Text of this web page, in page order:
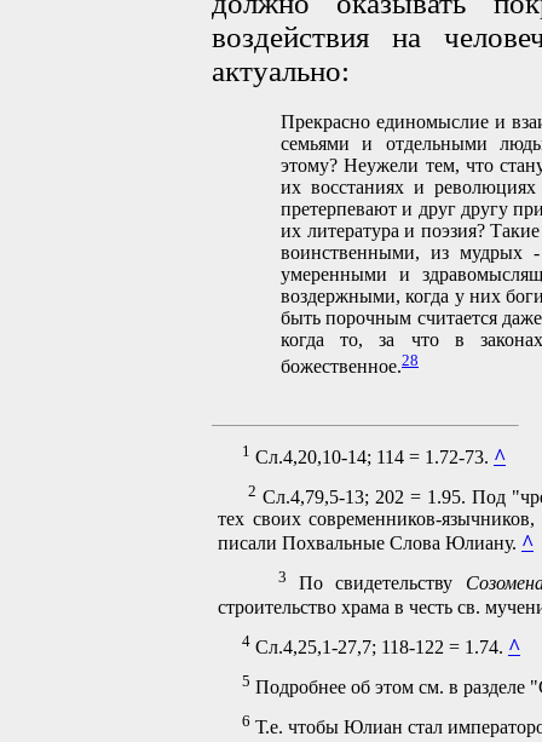
воздействия на
актуально:
Прекрасно единомыслие и
семьями и отдельными
этому? Неужели тем, что
их восстаниях и
претерпевают и друг другу
их литература и поэзия?
воинственными, из мудрых
умеренными и
воздержными, когда у них
быть порочным считается
когда то, за что в законах
божественное.28
1 Сл.4,20,10-14; 114 = 1.72-73. ^
2 Сл.4,79,5-13; 202 = 1.95. Под
тех своих современников-
писали Похвальные Слова Юлиану. ^
3 По свидетельству
строительство храма в честь св.
4 Сл.4,25,1-27,7; 118-122 = 1.74. ^
5 Подробнее об этом см. в
6 Т.е. чтобы Юлиан стал